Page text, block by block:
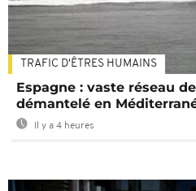
TRAFIC D'ÊTRES HUMAINS
Espagne : vaste réseau
démantelé en
Il y a 4 heures